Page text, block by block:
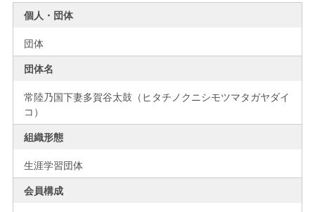
個人・団体
団体
団体名
常陸乃国下妻多賀谷太鼓（ヒタチノクニシモツマタガヤダイ
コ）
組織形態
生涯学習団体
会員構成